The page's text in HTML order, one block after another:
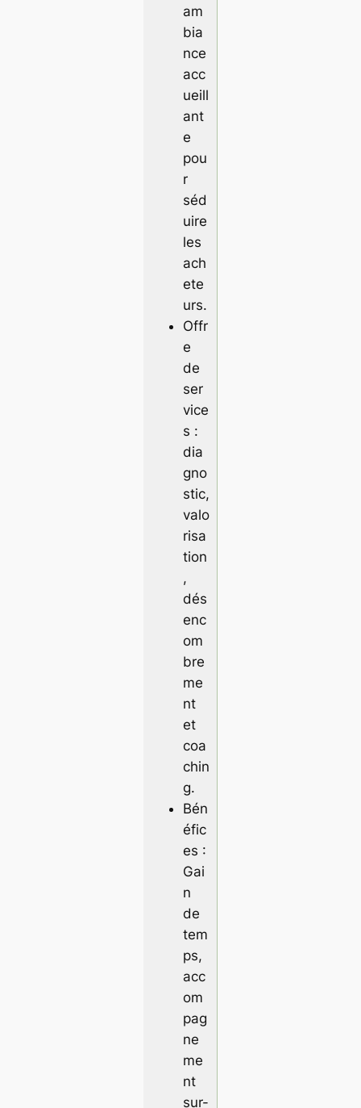
am
bia
nce
acc
ueill
ant
e
pou
r
séd
uire
les
ach
ete
urs.
Offr
e
de
ser
vice
s :
dia
gno
stic,
valo
risa
tion
,
dés
enc
om
bre
me
nt
et
coa
chin
g.
Bén
éfic
es :
Gai
n
de
tem
ps,
acc
om
pag
ne
me
nt
sur-